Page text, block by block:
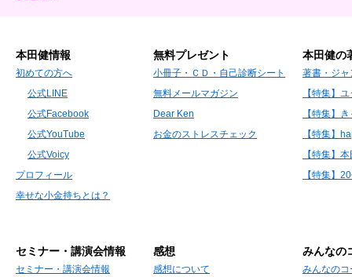
本田健情報
初めての方へ
公式LINE
公式Facebook
公式YouTube
公式Voicy
プロフィール
幸せな小金持ちとは？
無料プレゼント
小冊子・ＣＤ・自己診断シート
無料メールマガジン
Dear Ken
お金のストレスチェック
本田健の
著書・ジャ
【特集】
【特集】
【特集】
【特集】
【特集】
セミナー・講演会情報
セミナー・講演会情報
感想
感想について
みんなの
みんなの